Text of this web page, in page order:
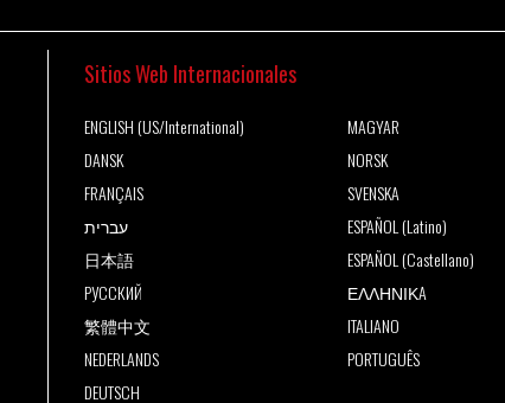
Sitios Web Internacionales
ENGLISH (US/International)
DANSK
FRANÇAIS
עברית
日本語
РУССКИЙ
繁體中文
NEDERLANDS
DEUTSCH
MAGYAR
NORSK
SVENSKA
ESPAÑOL (Latino)
ESPAÑOL (Castellano)
ΕΛΛΗΝΙΚA
ITALIANO
PORTUGUÊS